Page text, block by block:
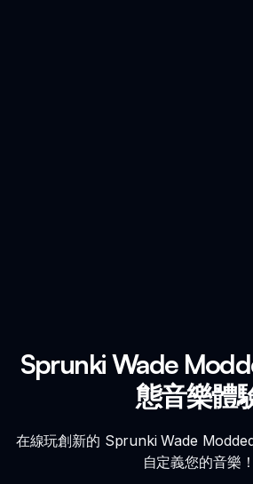
Sprunki Wade
態音樂體
在線玩創新的 Sprunki Wade
自定義您的音樂！